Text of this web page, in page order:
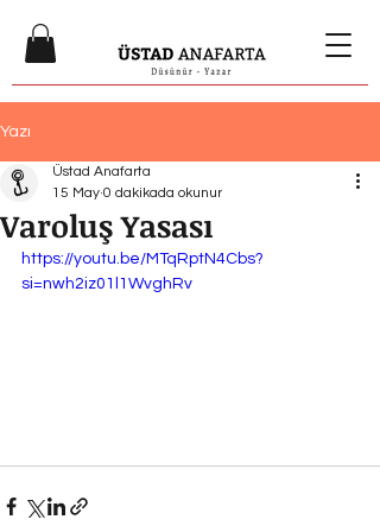
Yazı
Varoluş Yasası
Üstad Anafarta
15 May 0 dakikada okunur
https://youtu.be/MTqRptN4Cbs?
si=nwh2iz01l1WvghRv